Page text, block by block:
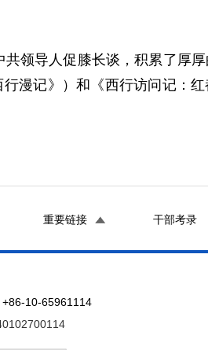
领导人促膝长谈，积累了厚
漫记》）和《西行访问记：红
重要链接 干部考录
10-65961114